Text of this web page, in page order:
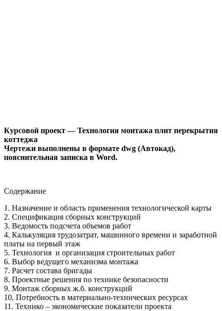
Курсовой проект — Технология монтажа плит перекрытия
коттеджа
Чертежи выполнены в формате dwg (Автокад),
пояснительная записка в Word.
Содержание
1. Назначение и область применения технологической карты
2. Спецификация сборных конструкций
3. Ведомость подсчета объемов работ
4. Калькуляция трудозатрат, машинного времени и заработной
платы на первый этаж
5. Технология и организация строительных работ
6. Выбор ведущего механизма монтажа
7. Расчет состава бригады
8. Проектные решения по технике безопасности
9. Монтаж сборных ж.б. конструкций
10. Потребность в материально-технических ресурсах
11. Технико – экономические показатели проекта